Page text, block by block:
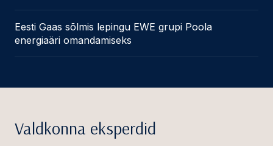
Eesti Gaas sõlmis lepingu EWE grupi Poola
energiaäri omandamiseks
Valdkonna eksperdid